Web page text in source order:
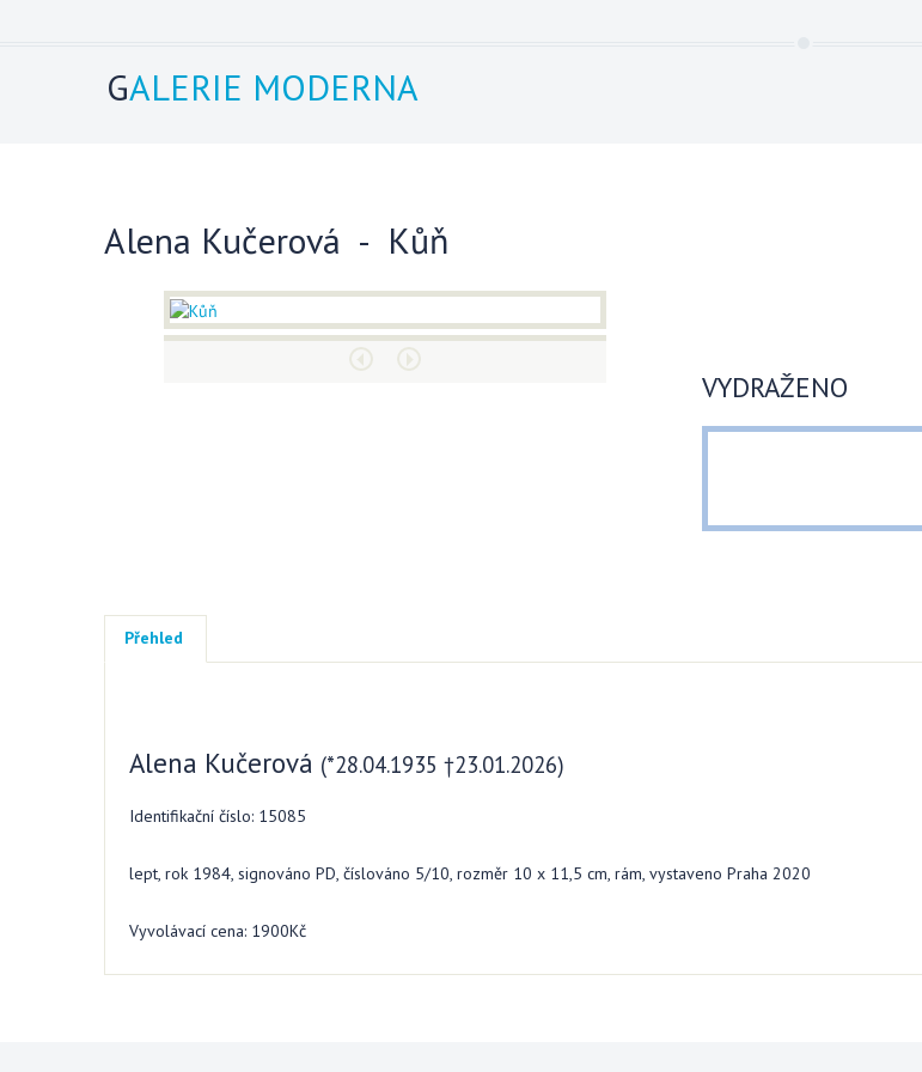
GALERIE MODERNA
Alena Kučerová - Kůň
VYDRAŽENO
Přehled
Alena Kučerová (*28.04.1935 †23.01.2026)
Identifikační číslo: 15085
lept, rok 1984, signováno PD, číslováno 5/10, rozměr 10 x 11,5 cm, rám, vystaveno Praha 2020
Vyvolávací cena: 1900Kč